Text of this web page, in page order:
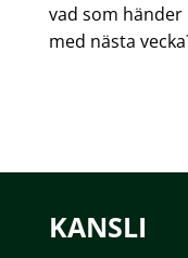
vad som
med nästa
KANSLI